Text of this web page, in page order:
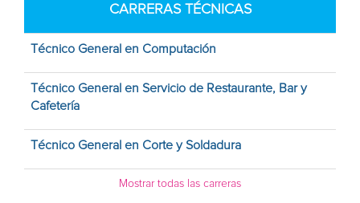
CARRERAS TÉCNICAS
Técnico General en Computación
Técnico General en Servicio de Restaurante, Bar y
Cafetería
Técnico General en Corte y Soldadura
Mostrar todas las carreras